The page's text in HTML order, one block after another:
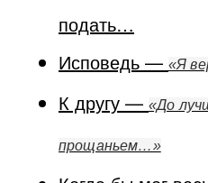
подать…
Исповедь — «Я
К другу — «До
прощаньем…»